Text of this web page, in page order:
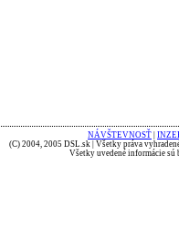
NÁVŠTEVNOSŤ
(C) 2004, 2005 DSL.sk | Všetky práva
Všetky uvedené informácie sú